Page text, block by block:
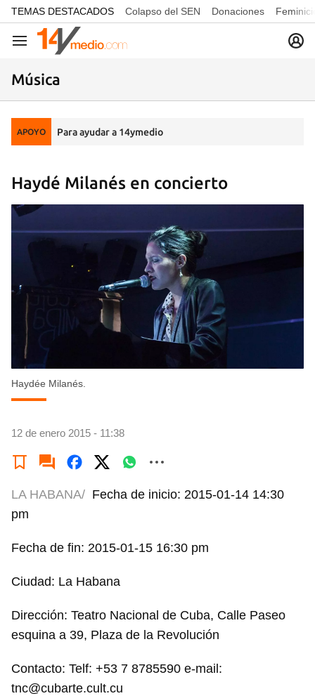
common.go-to-content
TEMAS DESTACADOS Colapso del SEN Donaciones
Navegación
Música
APOYO Para ayudar a 14ymedio
Haydé Milanés en concierto
Haydée Milanés.
12 de enero 2015 - 11:38
LA HABANA/ Fecha de inicio: 2015-01-14 14:30
pm
Fecha de fin: 2015-01-15 16:30 pm
Ciudad: La Habana
Dirección: Teatro Nacional de Cuba, Calle Paseo
esquina a 39, Plaza de la Revolución
Contacto: Telf: +53 7 8785590 e-mail:
tnc@cubarte.cult.cu